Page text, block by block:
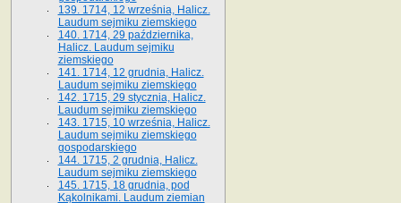
139. 1714, 12 września, Halicz.
Laudum sejmiku ziemskiego
140. 1714, 29 października,
Halicz. Laudum sejmiku
ziemskiego
141. 1714, 12 grudnia, Halicz.
Laudum sejmiku ziemskiego
142. 1715, 29 stycznia, Halicz.
Laudum sejmiku ziemskiego
143. 1715, 10 września, Halicz.
Laudum sejmiku ziemskiego
gospodarskiego
144. 1715, 2 grudnia, Halicz.
Laudum sejmiku ziemskiego
145. 1715, 18 grudnia, pod
Kąkolnikami. Laudum ziemian